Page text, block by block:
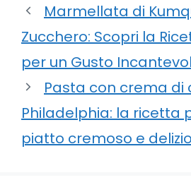
Marmellata di
Zucchero: Scopri la
per un Gusto
Pasta con crema di
Philadelphia: la ricetta
piatto cremoso e